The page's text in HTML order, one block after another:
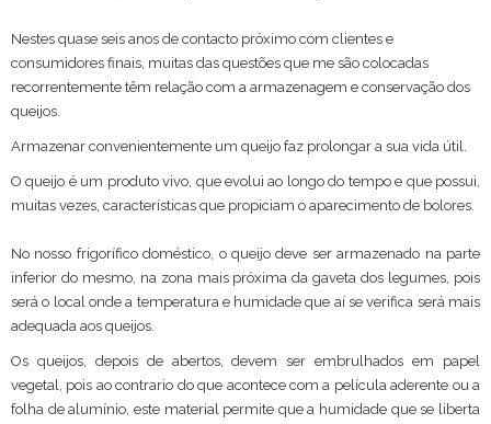
Nestes quase seis anos de contacto próximo com clientes e
consumidores finais, muitas das questões que me são colocadas
recorrentemente têm relação com a armazenagem e conservação dos
queijos.
Armazenar convenientemente um queijo faz prolongar a sua vida útil.
O queijo é um produto vivo, que evolui ao longo do tempo e que possui,
muitas vezes, características que propiciam o aparecimento de bolores.
No nosso frigorífico doméstico, o queijo deve ser armazenado na parte
inferior do mesmo, na zona mais próxima da gaveta dos legumes, pois
será o local onde a temperatura e humidade que aí se verifica será mais
adequada aos queijos.
Os queijos, depois de abertos, devem ser embrulhados em papel
vegetal, pois ao contrario do que acontece com a película aderente ou a
folha de alumínio, este material permite que a humidade que se liberta